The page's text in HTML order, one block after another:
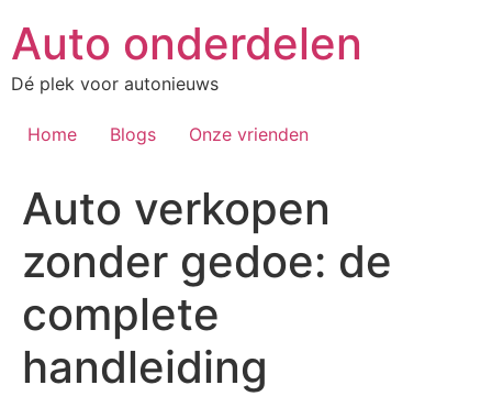
Auto onderdelen
Dé plek voor autonieuws
Home Blogs Onze vrienden
Auto verkopen
zonder gedoe: de
complete
handleiding